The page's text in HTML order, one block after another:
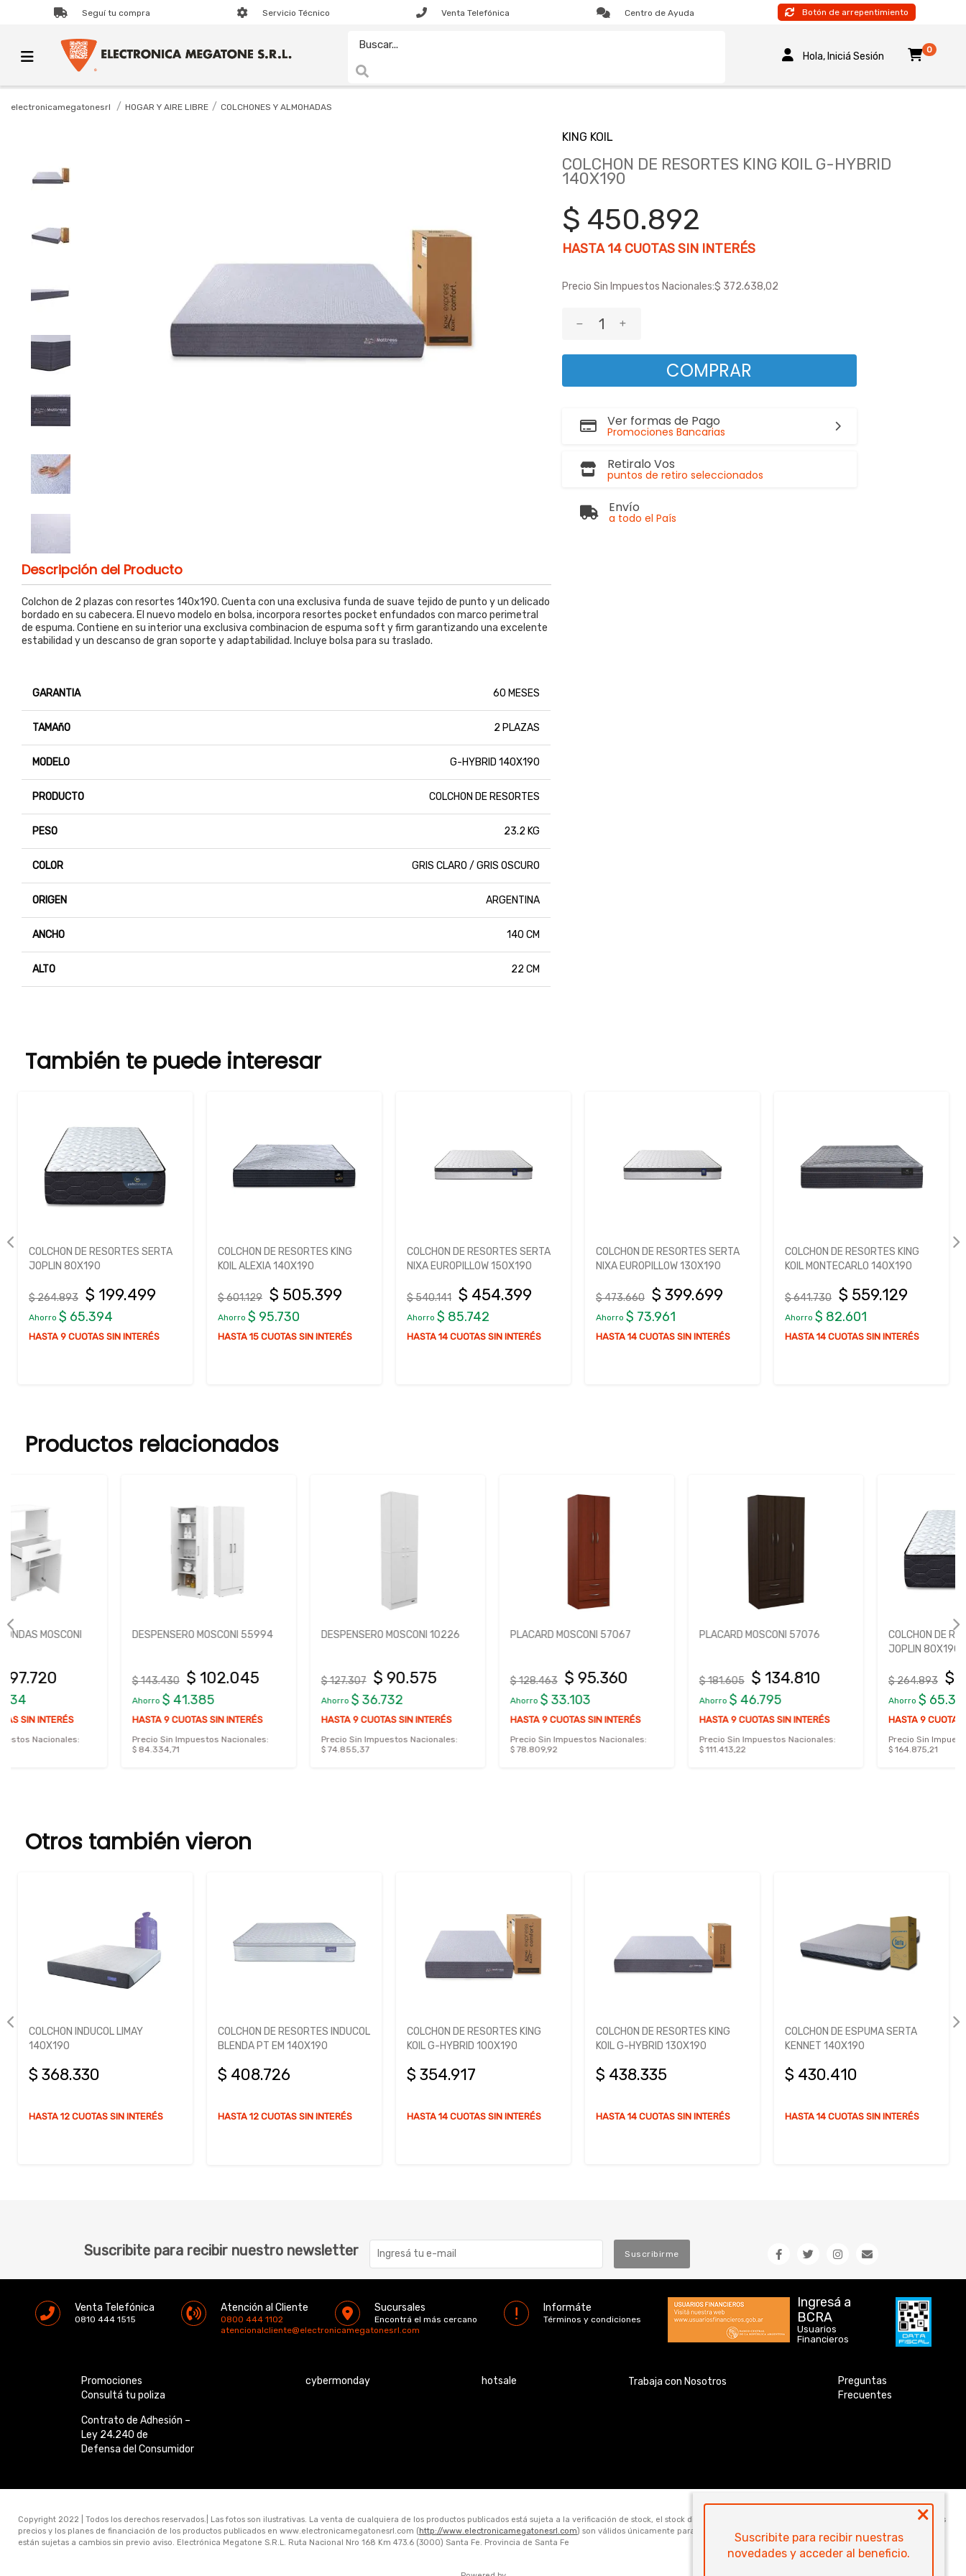
Seguí tu compra Servicio Técnico Venta Telefónica Centro de Ayuda Botón de arrepentimiento
Hola, Iniciá Sesión
0
electronicamegatonesrl HOGAR Y AIRE LIBRE COLCHONES Y ALMOHADAS
KING KOIL
COLCHON DE RESORTES KING KOIL G-HYBRID
140X190
$ 450.892
HASTA14CUOTAS SIN INTERÉS
Precio Sin Impuestos Nacionales:$ 372.638,02
COMPRAR
Ver formas de Pago
Promociones Bancarias
Retiralo Vos
puntos de retiro seleccionados
Envío
a todo el País
Descripción del Producto
Colchon de 2 plazas con resortes 140x190. Cuenta con una exclusiva funda de suave tejido de punto y un delicado
bordado en su cabecera. El nuevo modelo en bolsa, incorpora resortes pocket enfundados con marco perimetral
de espuma. Contiene en su interior una exclusiva combinacion de espuma soft y firm garantizando una excelente
estabilidad y un descanso de gran soporte y adaptabilidad. Incluye bolsa para su traslado.
GARANTIA 60 MESES
TAMAñO 2 PLAZAS
MODELO G-HYBRID 140X190
PRODUCTO COLCHON DE RESORTES
PESO 23.2 KG
COLOR GRIS CLARO / GRIS OSCURO
ORIGEN ARGENTINA
ANCHO 140 CM
ALTO 22 CM
También te puede interesar
COLCHON DE RESORTES KING
KOIL ALEXIA 140X190
$ 601.129 $ 505.399
Ahorro $ 95.730
HASTA 15 CUOTAS SIN INTERÉS
COLCHON DE RESORTES SERTA
NIXA EUROPILLOW 150X190
$ 540.141 $ 454.399
Ahorro $ 85.742
HASTA 14 CUOTAS SIN INTERÉS
COLCHON DE RESORTES SERTA
NIXA EUROPILLOW 130X190
$ 473.660 $ 399.699
Ahorro $ 73.961
HASTA 14 CUOTAS SIN INTERÉS
COLCHON DE RESORTES KING
KOIL MONTECARLO 140X190
$ 641.730 $ 559.129
Ahorro $ 82.601
HASTA 14 CUOTAS SIN INTERÉS
COLCHON INDUCOL BLENDA AZUL
80X190
$ 259.309 $ 229.999
Ahorro $ 29.310
HASTA 12 CUOTAS SIN INTERÉS
Productos relacionados
DESPENSERO MOSCONI 55994
$ 143.430 $ 102.045
HASTA 9 CUOTAS SIN INTERÉS
Precio Sin Impuestos Nacionales:
DESPENSERO MOSCONI 10226
$ 127.307 $ 90.575
HASTA 9 CUOTAS SIN INTERÉS
Precio Sin Impuestos Nacionales:
PLACARD MOSCONI 57067
$ 128.463 $ 95.360
HASTA 9 CUOTAS SIN INTERÉS
Precio Sin Impuestos Nacionales:
PLACARD MOSCONI 57076
$ 181.605 $ 134.810
HASTA 9 CUOTAS SIN INTERÉS
Precio Sin Impuestos Nacionales:
COLCHON DE RESORTES SERTA
$ 264.893 $ 199.499
HASTA 9 CUOTAS SIN INTERÉS
Precio Sin Impuestos Nacionales:
Otros también vieron
COLCHON DE RESORTES INDUCOL
BLENDA PT EM 140X190
$ 408.726
HASTA 12 CUOTAS SIN INTERÉS
COLCHON DE RESORTES KING
KOIL G-HYBRID 100X190
$ 354.917
HASTA 14 CUOTAS SIN INTERÉS
COLCHON DE RESORTES KING
KOIL G-HYBRID 130X190
$ 438.335
HASTA 14 CUOTAS SIN INTERÉS
COLCHON DE ESPUMA SERTA
KENNET 140X190
$ 430.410
HASTA 14 CUOTAS SIN INTERÉS
COLCHON DE RESORTES SERTA
JOPLIN 140X190
$ 411.468 $ 370.299
HASTA 14 CUOTAS SIN INTERÉS
Suscribite para recibir nuestro newsletter Suscribirme
Venta Telefónica
0810 444 1515
Atención al Cliente
0800 444 1102
atencionalcliente@electronicamegatonesrl.com
Sucursales
Encontrá el más cercano
Informáte
Términos y condiciones
Ingresá a
BCRA
Usuarios
Financieros
Promociones
Consultá tu poliza
Contrato de Adhesión –
Ley 24.240 de
Defensa del Consumidor
cybermonday hotsale Trabaja con Nosotros
Preguntas
Frecuentes
×
Suscribite para recibir nuestras
novedades y acceder al beneficio.
Copyright 2022 | Todos los derechos reservados.| Las fotos son ilustrativas. La venta de cualquiera de los productos publicados está sujeta a la verificación de stock, el stock disponible para la venta web de cada código es de 5 unidades. Los
precios y los planes de financiación de los productos publicados en www.electronicamegatonesrl.com ( http://www.electronicamegatonesrl.com) son válidos únicamente para la compra online. Las especificaciones técnicas y descripciones
están sujetas a cambios sin previo aviso. Electrónica Megatone S.R.L. Ruta Nacional Nro 168 Km 473.6 (3000) Santa Fe. Provincia de Santa Fe